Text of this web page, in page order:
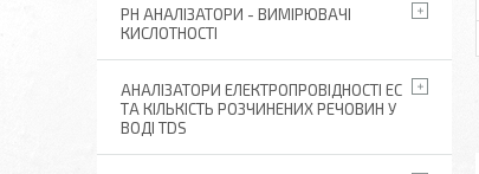
РН АНАЛІЗАТОРИ - ВИМІРЮВАЧІ
КИСЛОТНОСТІ
АНАЛІЗАТОРИ ЕЛЕКТРОПРОВІДНОСТІ EC
ТА КІЛЬКІСТЬ РОЗЧИНЕНИХ РЕЧОВИН У
ВОДІ TDS